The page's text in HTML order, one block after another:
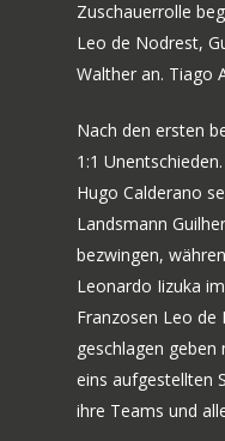
Zuschauerrolle
Leo de Nodrest,
Walther an. Tiago
Nach den ersten
1:1
Hugo Calderano
Landsmann
bezwingen,
Leonardo Iizuka
Franzosen Leo de
geschlagen
eins aufgestellten
ihre Teams und